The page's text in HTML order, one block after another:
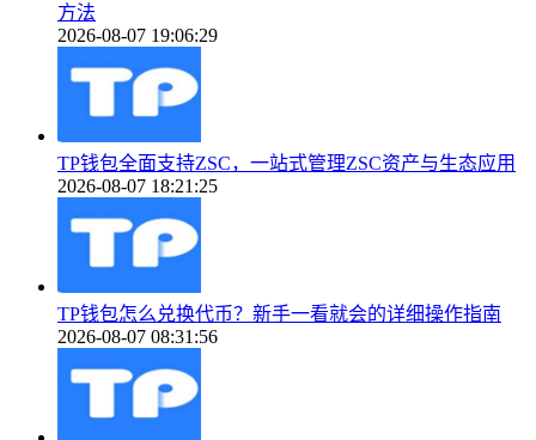
方法
2026-08-07 19:06:29
TP钱包全面支持ZSC，一站式管理ZSC资产与生态应用
2026-08-07 18:21:25
TP钱包怎么兑换代币？新手一看就会的详细操作指南
2026-08-07 08:31:56